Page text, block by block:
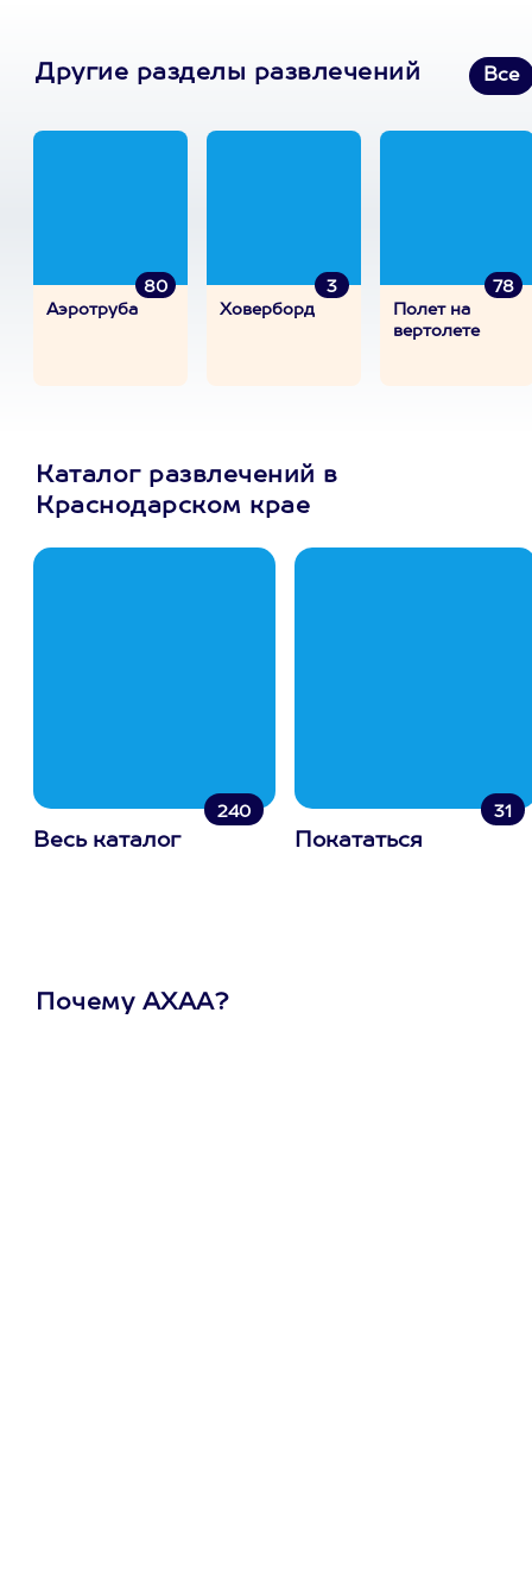
Другие разделы развлечений Все
80
Аэротруба
3
Ховерборд
78
Полет на
вертолете
Каталог развлечений в
Краснодарском крае
240
Весь каталог
31
Покататься
Почему АХАА?